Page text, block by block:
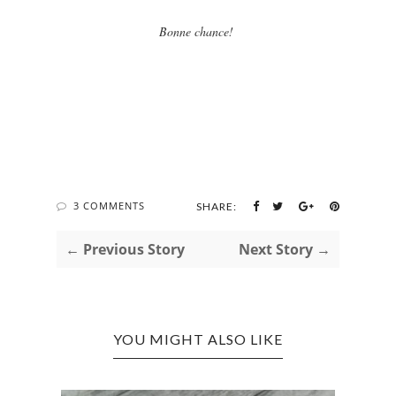
Bonne chance!
3 COMMENTS SHARE:
← Previous Story Next Story →
YOU MIGHT ALSO LIKE